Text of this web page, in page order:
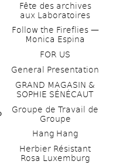
Fête des archives
aux Laboratoires
Follow the Fireflies —
Monica Espina
FOR US
General Presentation
GRAND MAGASIN &
SOPHIE SÉNÉCAUT
Groupe de Travail de
Groupe
Hang Hang
Herbier Résistant
Rosa Luxemburg